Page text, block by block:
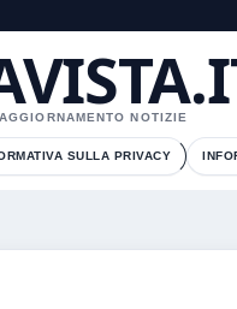
NOTIZIE
SULLA PRIVACY